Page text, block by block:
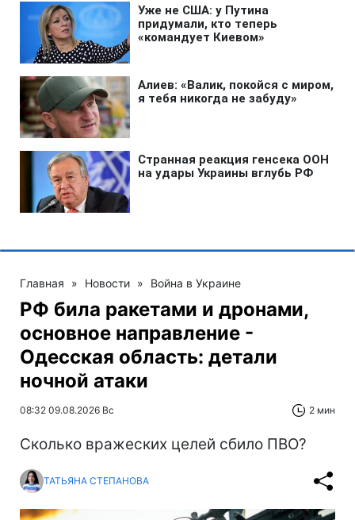
Главная » Новости » Война в Украине
РФ била ракетами и дронами,
основное направление -
Одесская область: детали
ночной атаки
08:32 09.08.2026 Вс 2 мин
Сколько вражеских целей сбило ПВО?
ТАТЬЯНА СТЕПАНОВА